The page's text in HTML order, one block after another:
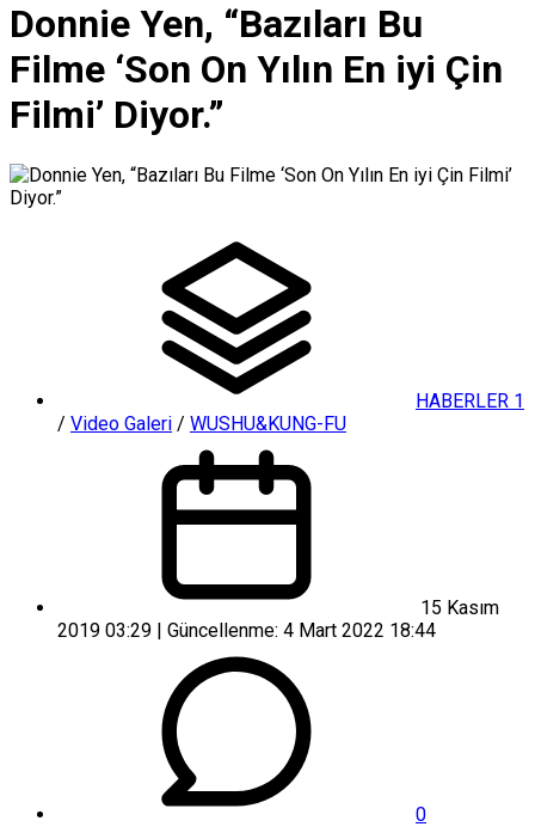
Donnie Yen, “Bazıları Bu
Filme ‘Son On Yılın En iyi Çin
Filmi’ Diyor.”
HABERLER 1
/ Video Galeri / WUSHU&KUNG-FU
15 Kasım
2019 03:29 | Güncellenme: 4 Mart 2022 18:44
0